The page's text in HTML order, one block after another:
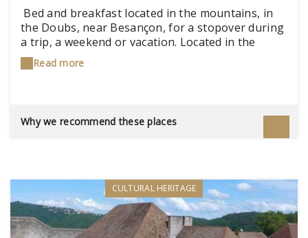
Bed and breakfast located in the mountains, in
the Doubs, near Besançon, for a stopover during
a trip, a weekend or vacation. Located in the
Bourgogne Franche Comté region , in the Doubs
department, near the Swiss border , Le Relais des
pleasant and authentic setting classified 5 ears of
Gites from France . A haven of peace, relaxation,
. Heated swimming pool, with rainwater, with
treatment by UV lamps (without chlorine or salt)
and infrared sauna with light therapy or on the
outdoor terrace while enjoying nature. The Relais
Read more
Why we recommend these places
CULTURAL HERITAGE